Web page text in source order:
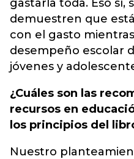
gastarla toda. Eso sí,
demuestren que
con el gasto
desempeño escolar
jóvenes y
¿Cuáles son las
recursos en
los principios del
Nuestro